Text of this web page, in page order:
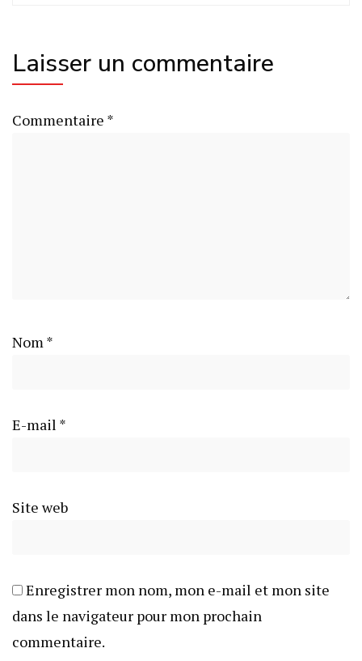
Laisser un commentaire
Commentaire *
Nom *
E-mail *
Site web
Enregistrer mon nom, mon e-mail et mon site
dans le navigateur pour mon prochain
commentaire.